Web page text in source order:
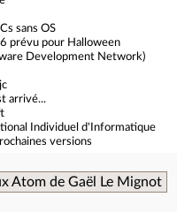
sans OS
prévu pour Halloween
Development Network)
arrivé...
Individuel d'Informatique
versions
Atom de Gaël Le Mignot